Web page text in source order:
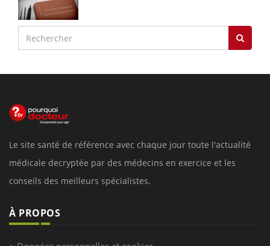
Le site santé de référence avec chaque jour toute l'actualité
médicale decryptée par des médecins en exercice et les
conseils des meilleurs spécialistes.
À PROPOS